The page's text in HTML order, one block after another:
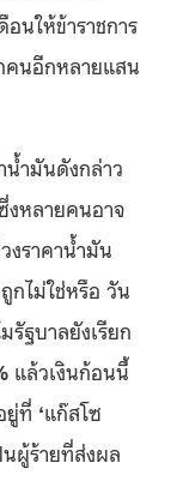
นให้ข้าราชการ
คนอีกหลายแสน
น้ำมันดังกล่าว
งหลายคนอาจ
งราคาน้ำมัน
กไม่ใช่หรือ วัน
รัฐบาลยังเรียก
แล้วเงินก้อนนี้
ยู่ที่ ‘แก๊สโซ
ผู้ร้ายที่ส่งผล